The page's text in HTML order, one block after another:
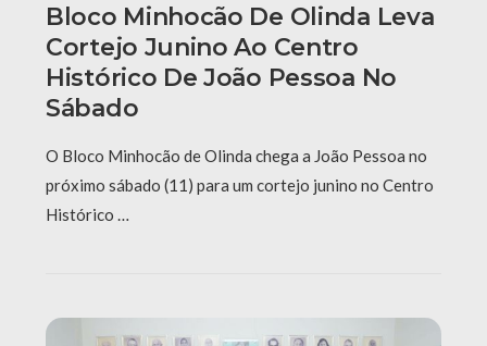
Bloco Minhocão De Olinda Leva
Cortejo Junino Ao Centro
Histórico De João Pessoa No
Sábado
O Bloco Minhocão de Olinda chega a João Pessoa no
próximo sábado (11) para um cortejo junino no Centro
Histórico …